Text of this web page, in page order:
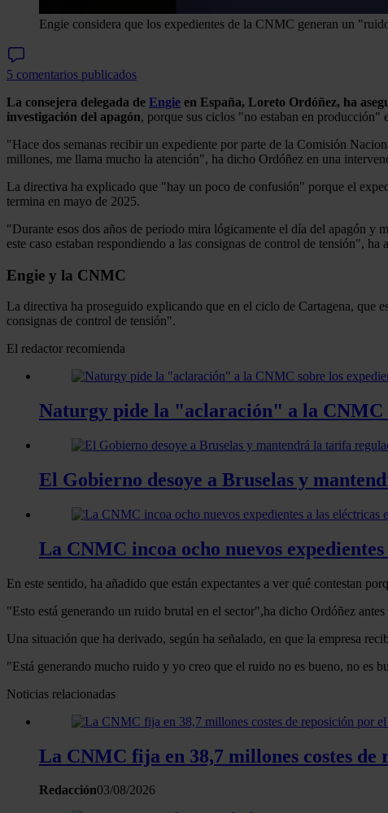
Engie considera que los expedientes de la CNMC generan un
5 comentarios publicados
La consejera delegada de Engie en España, Loreto Ordóñez, ha
investigación del apagón, porque sus ciclos "no estaban en producción"
"Hace dos semanas recibir un expediente por parte de la Comisión
millones, me llama mucho la atención", ha dicho Ordóñez en una
La directiva ha explicado que "hay un poco de confusión" porque el
termina en mayo de 2025.
"Durante esos dos años de periodo mira lógicamente el día del apagón y
este caso estaban respondiendo a las consignas de control de tensión", ha
Engie y la CNMC
La directiva ha proseguido explicando que en el ciclo de Cartagena, que
consignas de control de tensión".
El redactor recomienda
Naturgy pide la "aclaración" a la CNMC
El Gobierno desoye a Bruselas y
La CNMC incoa ocho nuevos
En este sentido, ha añadido que están expectantes a ver qué contestan
"Esto está generando un ruido brutal en el sector",ha dicho Ordóñez
Una situación que ha derivado, según ha señalado, en que la empresa
"Está generando mucho ruido y yo creo que el ruido no es bueno, no es
Noticias relacionadas
La CNMC fija en 38,7 millones costes
Redacción03/08/2026